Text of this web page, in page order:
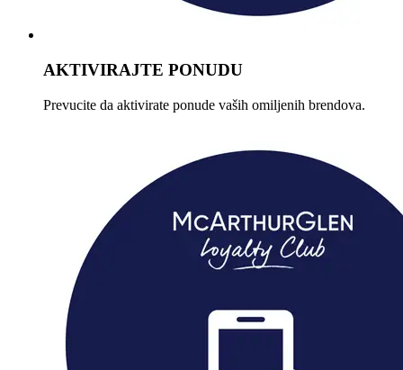
AKTIVIRAJTE PONUDU
Prevucite da aktivirate ponude vaših omiljenih brendova.